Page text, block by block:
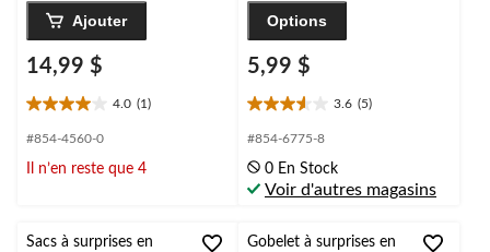
Ajouter
14,99 $
4.0 (1)
4.0
étoile(s)
5.
#854-4560-0
Il n’en reste que 4
Options
5,99 $
3.6 (5)
3.6
étoile(s)
5.
5
#854-6775-8
0 En Stock
Voir d'autres magasins
Sacs à surprises en
Gobelet à surprises en